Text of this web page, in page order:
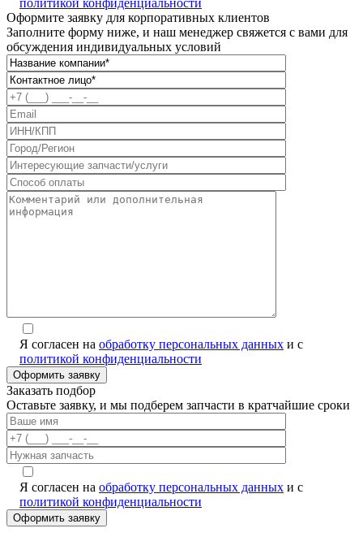
политикой конфиденциальности
Оформите заявку для корпоративных клиентов
Заполните форму ниже, и наш менеджер свяжется с вами для
обсуждения индивидуальных условий
Я согласен на обработку персональных данных и с
политикой конфиденциальности
Заказать подбор
Оставьте заявку, и мы подберем запчасти в кратчайшие сроки
Я согласен на обработку персональных данных и с
политикой конфиденциальности